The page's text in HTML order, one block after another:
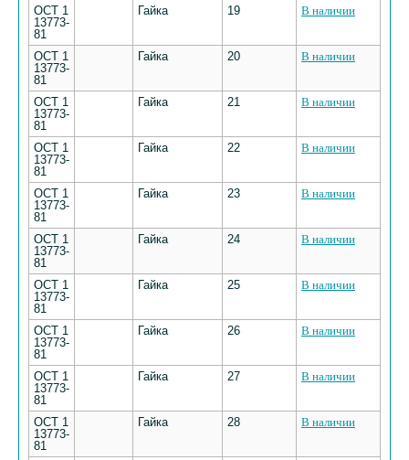
ОСТ 1
13773-
81
Гайка 19 В наличии
ОСТ 1
13773-
81
Гайка 20 В наличии
ОСТ 1
13773-
81
Гайка 21 В наличии
ОСТ 1
13773-
81
Гайка 22 В наличии
ОСТ 1
13773-
81
Гайка 23 В наличии
ОСТ 1
13773-
81
Гайка 24 В наличии
ОСТ 1
13773-
81
Гайка 25 В наличии
ОСТ 1
13773-
81
Гайка 26 В наличии
ОСТ 1
13773-
81
Гайка 27 В наличии
ОСТ 1
13773-
81
Гайка 28 В наличии